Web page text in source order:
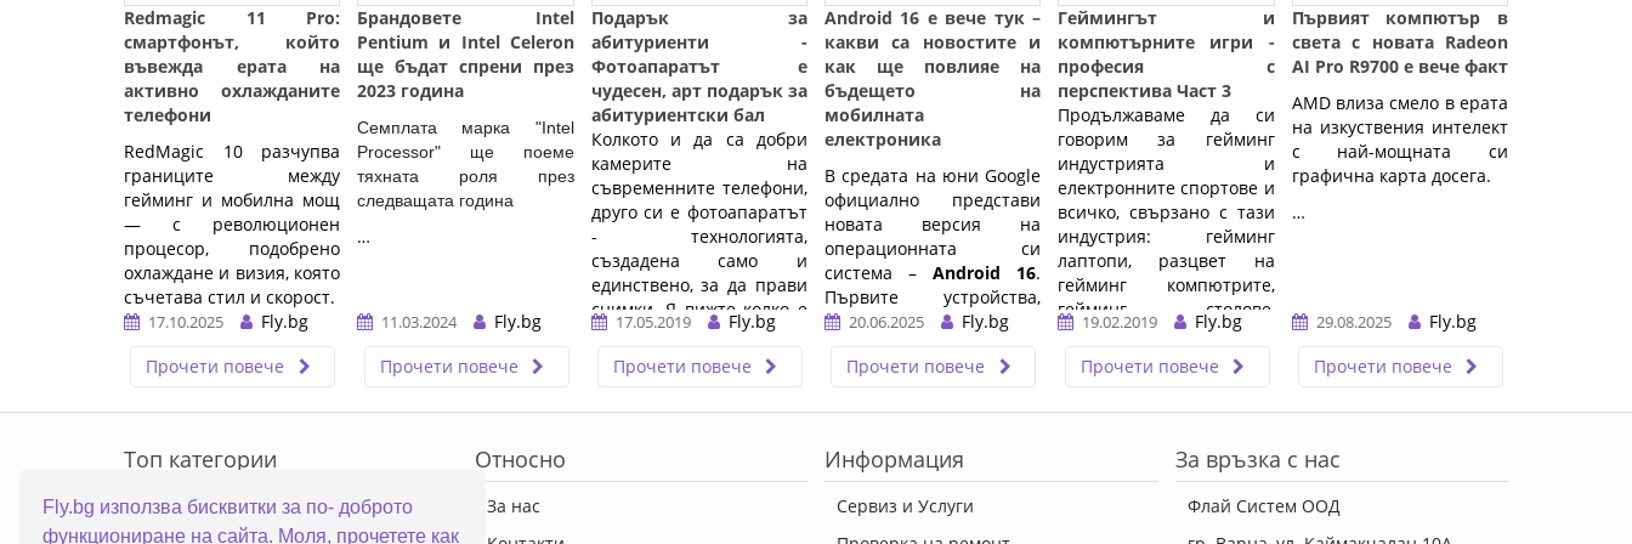
Fly.bg използва бисквитки за по- доброто
функциониране на сайта. Моля, прочетете как
Redmagic 11 Pro:
смартфонът, който
въвежда ерата на
активно охлажданите
телефони
RedMagic 10 разчупва
границите между
гейминг и мобилна мощ
— с революционен
процесор, подобрено
охлаждане и визия, която
съчетава стил и скорост.
… 17.10.2025
Fly.bg
Прочети повече
Брандовете Intel
Pentium и Intel Celeron
ще бъдaт спрени през
2023 година
Семплата марка "Intel
Processor" ще поеме
тяхната роля през
следващата година
…
11.03.2024
Fly.bg
Прочети повече
Подарък за
абитуриенти -
Фотоапаратът е
чудесен, арт подарък за
абитуриентски бал
Колкото и да са добри
камерите на
съвременните телефони,
друго си е фотоапаратът
- технологията,
създадена само и
единствено, за да прави
снимки. Я вижте колко е
голям, дори, когато е в
малък формат. ...…
17.05.2019
Fly.bg
Прочети повече
Android 16 е вече тук –
какви са новостите и
как ще повлияе на
бъдещето на
мобилната
електроника
В средата на юни Google
официално представи
новата версия на
операционната си
система –Android 16.
Първите устройства,
които я получиха, са Pixel
паралелно с това
тестове на своята
базирана на Android 16.
…
20.06.2025
Fly.bg
Прочети повече
Геймингът и
компютърните игри -
професия с
перспектива Част 3
Продължаваме да си
говорим за гейминг
индустрията и
електронните спортове и
всичко, свързано с тази
индустрия: гейминг
лаптопи, разцвет на
гейминг компютрите,
гейминг столове,
гейминг конзоли, ...…
19.02.2019
Fly.bg
Прочети повече
Първият компютър в
света с новата Radeon
AI Pro R9700 е вече факт
AMD влиза смело в ерата
на изкуствения интелект
с най-мощната си
графична карта досега.
…
29.08.2025
Fly.bg
Прочети повече
Топ категории
ПРОМОЦИИ
Относно
За нас
Информация
Сервиз и Услуги
За връзка с нас
Флай Систем ООД